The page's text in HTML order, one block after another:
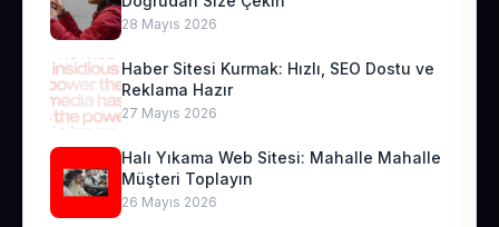
28 Mayıs 2026
Haber Sitesi Kurmak: Hızlı, SEO Dostu ve
Reklama Hazır
27 Mayıs 2026
Halı Yıkama Web Sitesi: Mahalle Mahalle
Müşteri Toplayın
26 Mayıs 2026